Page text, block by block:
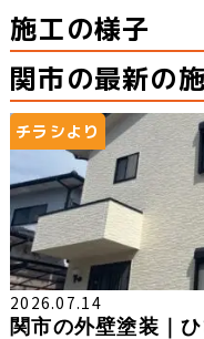
施工の様子
関市の最新の
チラシより
2026.07.14
関市の外壁塗装｜